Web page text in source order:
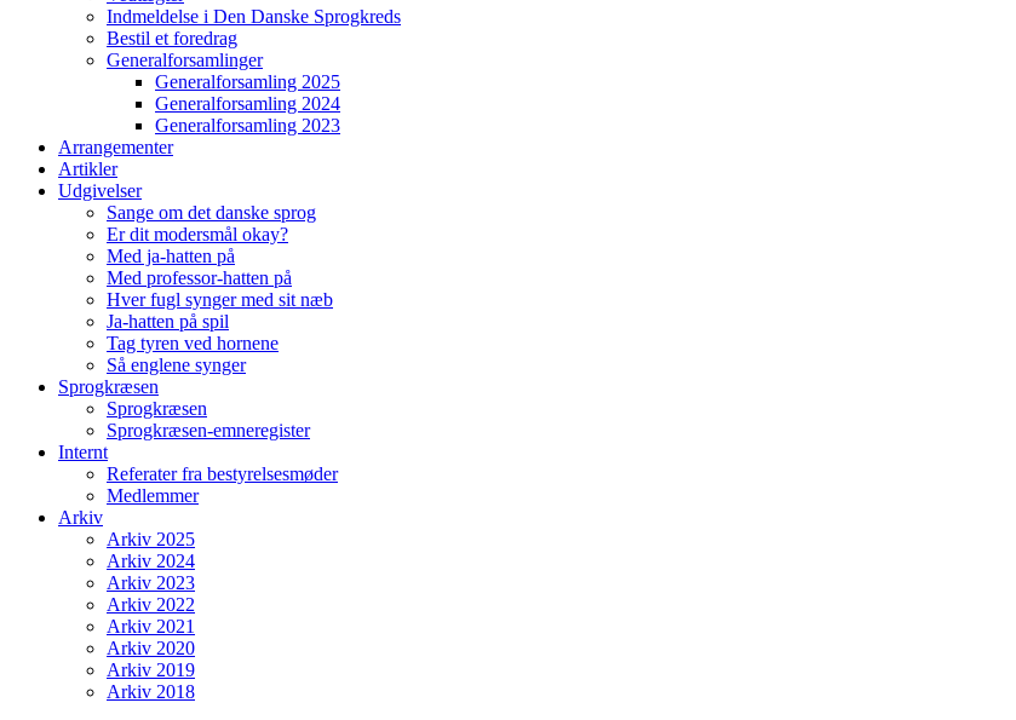
Indmeldelse i Den Danske Sprogkreds
Bestil et foredrag
Generalforsamlinger
Generalforsamling 2025
Generalforsamling 2024
Generalforsamling 2023
Arrangementer
Artikler
Udgivelser
Sange om det danske sprog
Er dit modersmål okay?
Med ja-hatten på
Med professor-hatten på
Hver fugl synger med sit næb
Ja-hatten på spil
Tag tyren ved hornene
Så englene synger
Sprogkræsen
Sprogkræsen
Sprogkræsen-emneregister
Internt
Referater fra bestyrelsesmøder
Medlemmer
Arkiv
Arkiv 2025
Arkiv 2024
Arkiv 2023
Arkiv 2022
Arkiv 2021
Arkiv 2020
Arkiv 2019
Arkiv 2018